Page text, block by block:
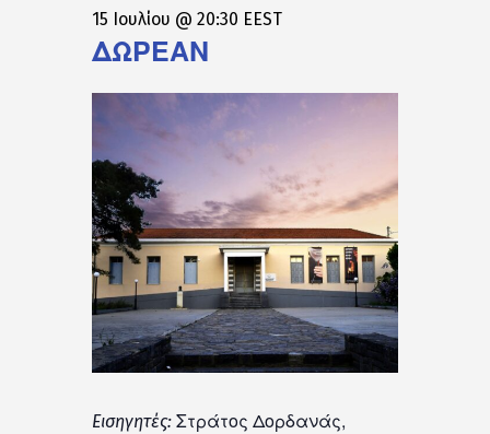
15 Ιουλίου @ 20:30 EEST
ΔΩΡΕΆΝ
Εισηγητές: Στράτος Δορδανάς,